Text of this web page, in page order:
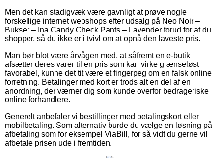
Men det kan stadigvæk være gavnligt at prøve nogle
forskellige internet webshops efter udsalg på Neo Noir –
Bukser – Ina Candy Check Pants – Lavender forud for at du
shopper, så du ikke er i tvivl om at opnå den laveste pris.
Man bør blot være årvågen med, at såfremt en e-butik
afsætter deres varer til en pris som kan virke grænseløst
favorabel, kunne det tit være et fingerpeg om en falsk online
forretning. Betalinger med kort er trods alt en del af en
anordning, der værner dig som kunde overfor bedrageriske
online forhandlere.
Generelt anbefaler vi bestillinger med betalingskort eller
mobilbetaling. Som alternativ burde du vælge en løsning på
afbetaling som for eksempel ViaBill, for så vidt du gerne vil
afbetale prisen ude i fremtiden.